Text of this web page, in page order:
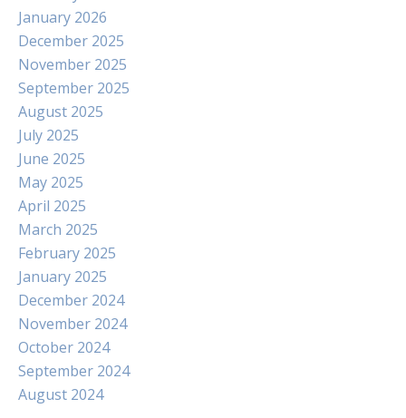
January 2026
December 2025
November 2025
September 2025
August 2025
July 2025
June 2025
May 2025
April 2025
March 2025
February 2025
January 2025
December 2024
November 2024
October 2024
September 2024
August 2024